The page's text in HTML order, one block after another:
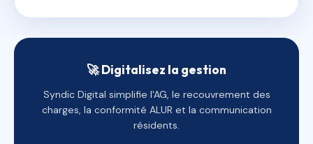
🚀 Digitalisez la gestion
Syndic Digital simplifie l'AG, le recouvrement des
charges, la conformité ALUR et la communication
résidents.